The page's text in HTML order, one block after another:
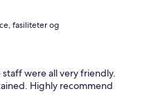
fasiliteter og
were all very friendly.
Highly recommend